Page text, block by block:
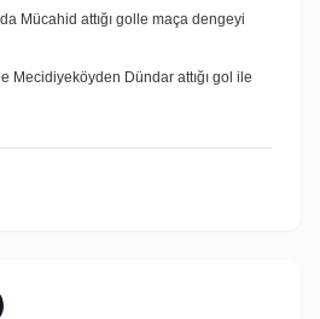
Mücahid attığı golle maça dengeyi
Mecidiyeköyden Dündar attığı gol ile